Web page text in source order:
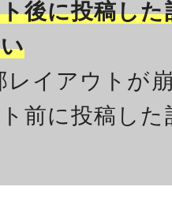
後に投稿し
レイアウトが
前に投稿し